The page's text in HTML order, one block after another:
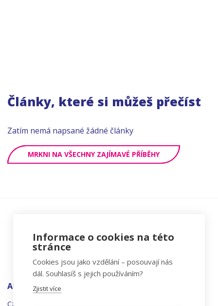
Články, které si můžeš přečíst
Zatím nemá napsané žádné články
MRKNI NA VŠECHNY ZAJÍMAVÉ PŘÍBĚHY
ADRESA
Czechitas, z.ú.
Informace o cookies na této
stránce
Cookies jsou jako vzdělání – posouvají nás
dál. Souhlasíš s jejich používáním?
Zjistit více